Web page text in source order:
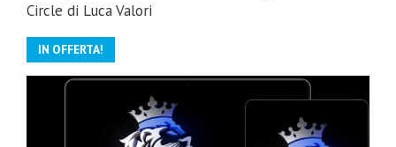
Circle di Luca Valori
IN OFFERTA!